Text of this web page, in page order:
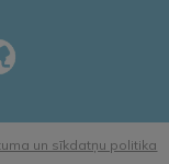
un sīkdatņu politika